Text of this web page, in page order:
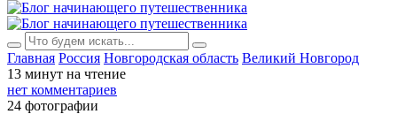
Главная Россия Новгородская область Великий Новгород
13 минут на чтение
нет комментариев
24 фотографии